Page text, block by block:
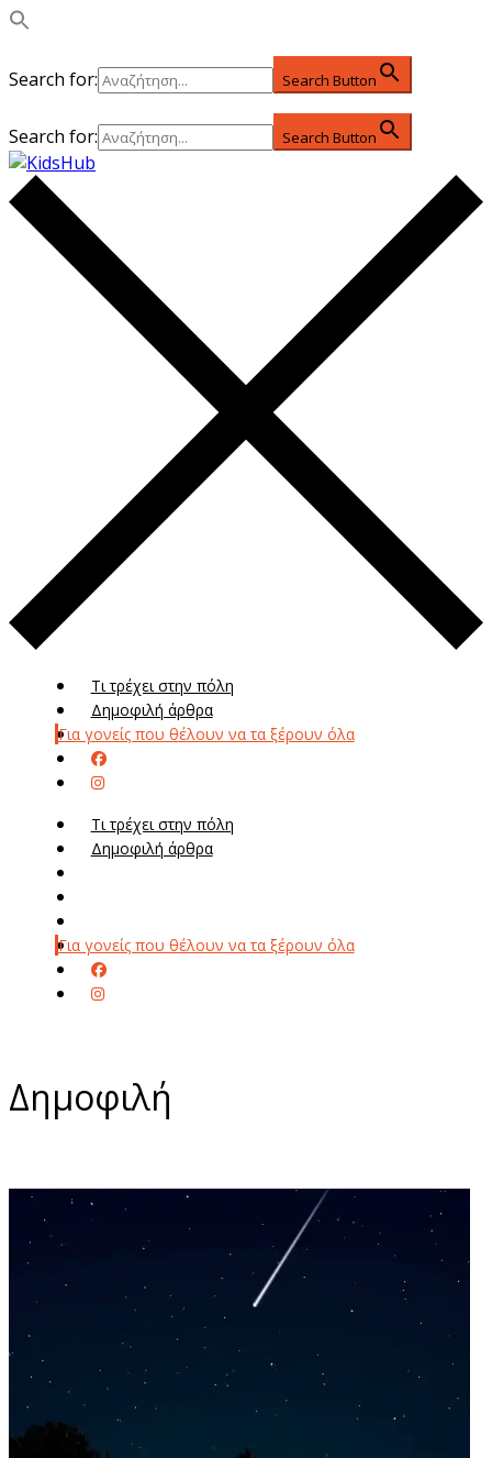
Search for: Search Button
Search for: Search Button
Τι τρέχει στην πόλη
Δημοφιλή άρθρα
Για γονείς που θέλουν να τα ξέρουν όλα
Τι τρέχει στην πόλη
Δημοφιλή άρθρα
Για γονείς που θέλουν να τα ξέρουν όλα
Δημοφιλή